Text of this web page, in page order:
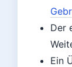
Der
Ein